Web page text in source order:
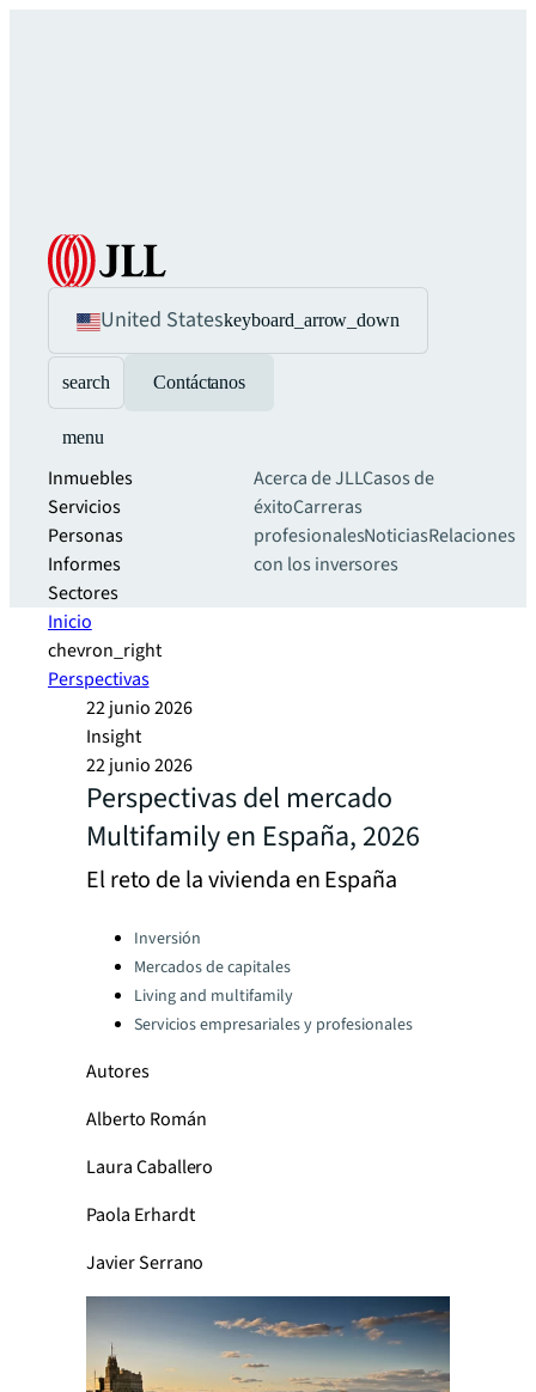
United Stateskeyboard_arrow_down
search Contáctanos
menu
Inmuebles
Servicios
Personas
Informes
Sectores
Acerca de JLLCasos de
éxitoCarreras
profesionalesNoticiasRelaciones
con los inversores
Inicio
chevron_right
Perspectivas
22 junio 2026
Insight
22 junio 2026
Perspectivas del mercado
Multifamily en España, 2026
El reto de la vivienda en España
Categories:
Inversión
Mercados de capitales
Living and multifamily
Servicios empresariales y profesionales
Autores
Alberto Román
Laura Caballero
Paola Erhardt
Javier Serrano